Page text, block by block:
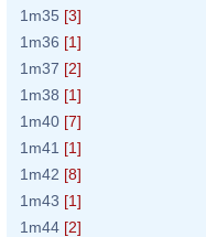
1m35 [3]
1m36 [1]
1m37 [2]
1m38 [1]
1m40 [7]
1m41 [1]
1m42 [8]
1m43 [1]
1m44 [2]